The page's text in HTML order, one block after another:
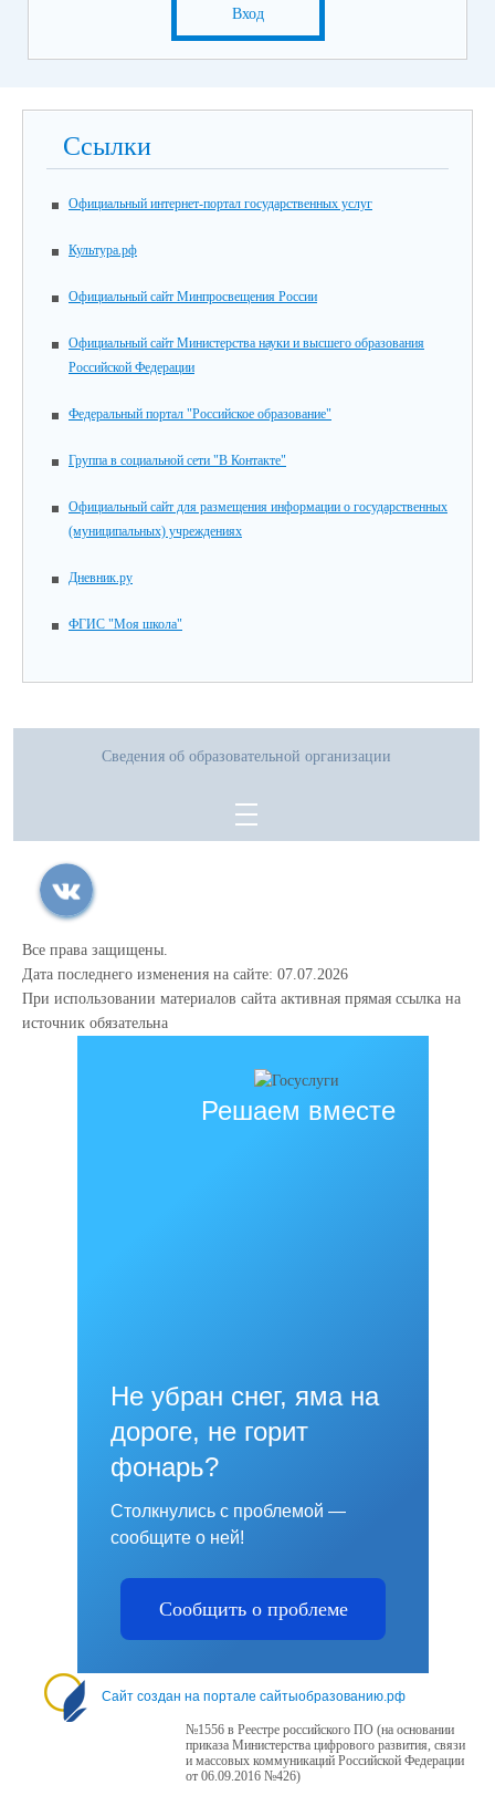
Вход
Ссылки
Официальный интернет-портал государственных услуг
Культура.рф
Официальный сайт Минпросвещения России
Официальный сайт Министерства науки и высшего образования
Российской Федерации
Федеральный портал "Российское образование"
Группа в социальной сети "В Контакте"
Официальный сайт для размещения информации о государственных
(муниципальных) учреждениях
Дневник.ру
ФГИС "Моя школа"
Сведения об образовательной организации
Все права защищены.
Дата последнего изменения на сайте: 07.07.2026
При использовании материалов сайта активная прямая ссылка на
источник обязательна
Решаем вместе
Не убран снег, яма на
дороге, не горит
фонарь?
Столкнулись с проблемой —
сообщите о ней!
Сообщить о проблеме
Сайт создан на портале сайтыобразованию.рф
№1556 в Реестре российского ПО (на основании
приказа Министерства цифрового развития, связи
и массовых коммуникаций Российской Федерации
от 06.09.2016 №426)